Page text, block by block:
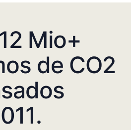
Mio+
de CO2